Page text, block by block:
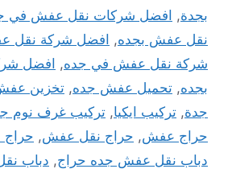
بجدة, افضل شركات نقل عفش في
نقل عفش بجده, افضل شركة نقل
شركة نقل عفش في جده, افضل
بجده, تحميل عفش جده, تخزين
جدة, تركيب ايكيا, تركيب غرف نوم
حراج عفش, حراج نقل عفش,
دباب نقل عفش جده حراج, دباب